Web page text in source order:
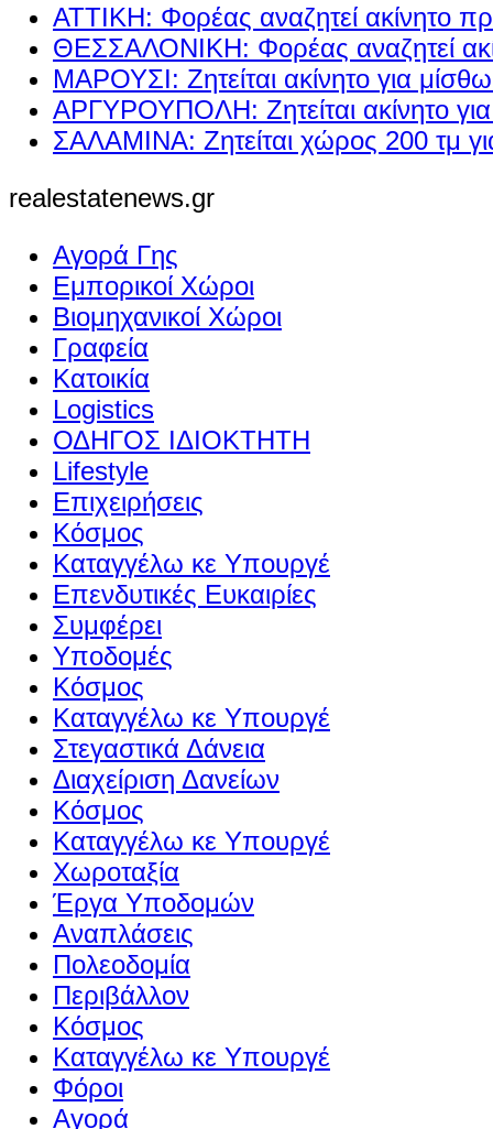
ΑΤΤΙΚΗ: Φορέας αναζητεί ακίνητο
ΘΕΣΣΑΛΟΝΙΚΗ: Φορέας αναζητεί
ΜΑΡΟΥΣΙ: Ζητείται ακίνητο για
ΑΡΓΥΡΟΥΠΟΛΗ: Ζητείται ακίνητο
ΣΑΛΑΜΙΝΑ: Ζητείται χώρος 200 τμ
realestatenews.gr
Αγορά Γης
Εμπορικοί Χώροι
Βιομηχανικοί Χώροι
Γραφεία
Κατοικία
Logistics
ΟΔΗΓΟΣ ΙΔΙΟΚΤΗΤΗ
Lifestyle
Επιχειρήσεις
Κόσμος
Καταγγέλω κε Υπουργέ
Επενδυτικές Ευκαιρίες
Συμφέρει
Υποδομές
Κόσμος
Καταγγέλω κε Υπουργέ
Στεγαστικά Δάνεια
Διαχείριση Δανείων
Κόσμος
Καταγγέλω κε Υπουργέ
Χωροταξία
Έργα Υποδομών
Αναπλάσεις
Πολεοδομία
Περιβάλλον
Κόσμος
Καταγγέλω κε Υπουργέ
Φόροι
Αγορά